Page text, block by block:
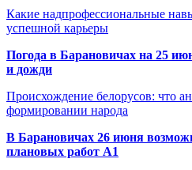
Какие надпрофессиональные
успешной карьеры
Погода в Барановичах на 25
и дожди
Происхождение белорусов: что
формировании народа
В Барановичах 26 июня
плановых работ A1